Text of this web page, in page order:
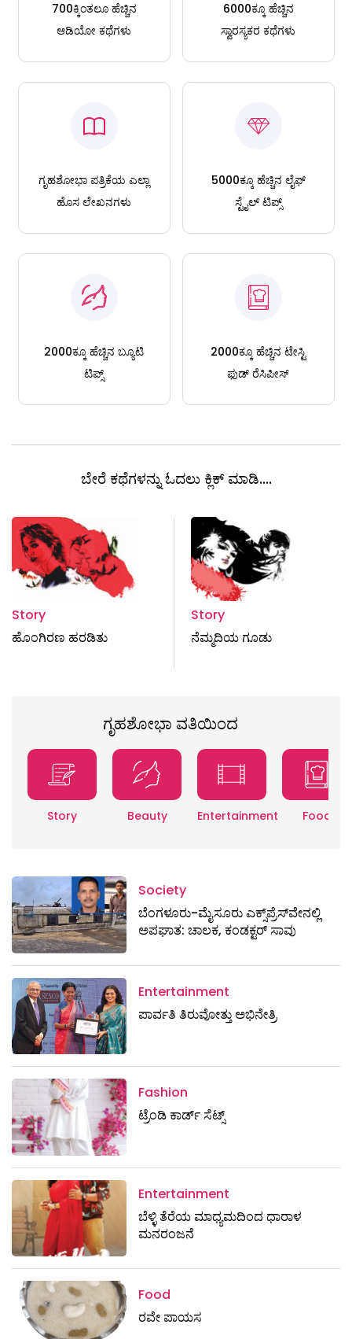
700ಕ್ಕಿಂತಲೂ ಹೆಚ್ಚಿನ
ಆಡಿಯೋ ಕಥೆಗಳು
6000ಕ್ಕೂ ಹೆಚ್ಚಿನ
ಸ್ವಾರಸ್ಯಕರ ಕಥೆಗಳು
ಗೃಹಶೋಭಾ ಪತ್ರಿಕೆಯ ಎಲ್ಲಾ
ಹೊಸ ಲೇಖನಗಳು
5000ಕ್ಕೂ ಹೆಚ್ಚಿನ ಲೈಫ್
ಸ್ಟೈಲ್ ಟಿಪ್ಸ್
2000ಕ್ಕೂ ಹೆಚ್ಚಿನ ಬ್ಯೂಟಿ
ಟಿಪ್ಸ್
2000ಕ್ಕೂ ಹೆಚ್ಚಿನ ಟೇಸ್ಟಿ
ಫುಡ್ ರೆಸಿಪೀಸ್
ಬೇರೆ ಕಥೆಗಳನ್ನು ಓದಲು ಕ್ಲಿಕ್ ಮಾಡಿ....
Story
ಹೊಂಗಿರಣ ಹರಡಿತು
Story
ನೆಮ್ಮದಿಯ ಗೂಡು
ಗೃಹಶೋಭಾ ವತಿಯಿಂದ
Story Beauty Entertainment Food
Society
ಬೆಂಗಳೂರು-ಮೈಸೂರು ಎಕ್ಸ್​ಪ್ರೆಸ್‌ವೇನಲ್ಲಿ
ಅಪಘಾತ: ಚಾಲಕ, ಕಂಡಕ್ಟರ್ ಸಾವು
Entertainment
ಪಾರ್ವತಿ ತಿರುವೋತ್ತು ಅಭಿನೇತ್ರಿ
Fashion
ಟ್ರೆಂಡಿ ಕಾರ್ಡ್‌ ಸೆಟ್ಸ್
Entertainment
ಬೆಳ್ಳಿ ತೆರೆಯ ಮಾಧ್ಯಮದಿಂದ ಧಾರಾಳ
ಮನರಂಜನೆ
Food
ರವೇ ಪಾಯಸ